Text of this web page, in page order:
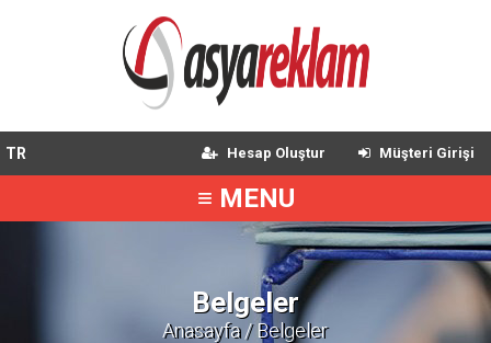
TR Müşteri Girişi
Hesap Oluştur
≡ MENU
Belgeler
Anasayfa/ Belgeler